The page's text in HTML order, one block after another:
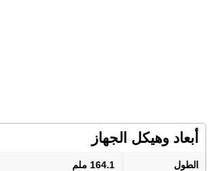
أبعاد وهيكل الجهاز
الطول 164.1 ملم